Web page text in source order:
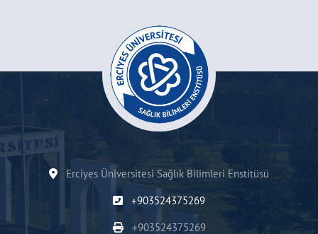
Erciyes Üniversitesi Sağlık Bilimleri Enstitüsü
+903524375269
+903524375269